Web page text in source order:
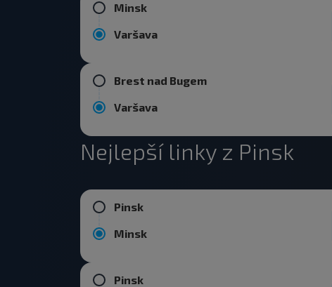
Minsk
Varšava
Brest nad Bugem
Varšava
Nejlepší linky z Pinsk
Pinsk
Minsk
Pinsk